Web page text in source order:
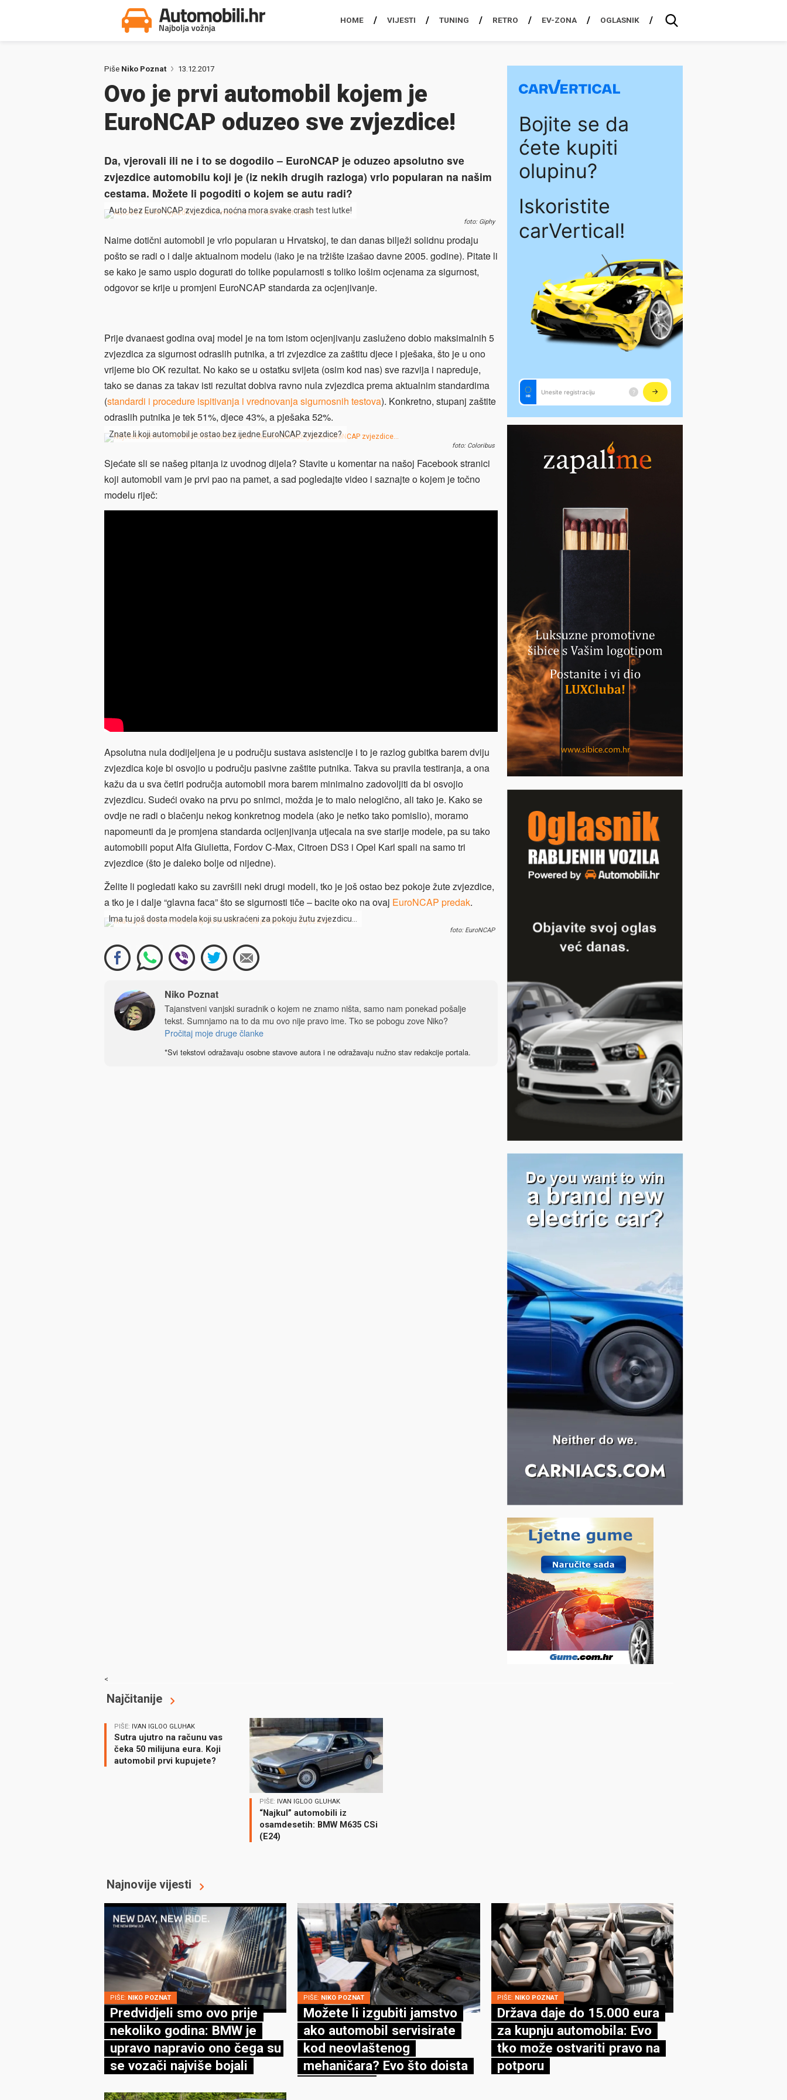
HOME VIJESTI TUNING RETRO EV-ZONA OGLASNIK
Piše Niko Poznat 13.12.2017
Ovo je prvi automobil kojem je
EuroNCAP oduzeo sve zvjezdice!
Da, vjerovali ili ne i to se dogodilo – EuroNCAP je oduzeo apsolutno sve
zvjezdice automobilu koji je (iz nekih drugih razloga) vrlo popularan na našim
cestama. Možete li pogoditi o kojem se autu radi?
Auto bez EuroNCAP zvjezdica, noćna mora svake crash test lutke!
foto: Giphy
Naime dotični automobil je vrlo popularan u Hrvatskoj, te dan danas bilježi solidnu prodaju
pošto se radi o i dalje aktualnom modelu (iako je na tržište izašao davne 2005. godine). Pitate li
se kako je samo uspio dogurati do tolike popularnosti s toliko lošim ocjenama za sigurnost,
odgovor se krije u promjeni EuroNCAP standarda za ocjenjivanje.
Prije dvanaest godina ovaj model je na tom istom ocjenjivanju zasluženo dobio maksimalnih 5
zvjezdica za sigurnost odraslih putnika, a tri zvjezdice za zaštitu djece i pješaka, što je u ono
vrijeme bio OK rezultat. No kako se u ostatku svijeta (osim kod nas) sve razvija i napreduje,
tako se danas za takav isti rezultat dobiva ravno nula zvjezdica prema aktualnim standardima
(standardi i procedure ispitivanja i vrednovanja sigurnosnih testova). Konkretno, stupanj zaštite
odraslih putnika je tek 51%, djece 43%, a pješaka 52%.
Znate li koji automobil je ostao bez ijedne EuroNCAP zvjezdice?
foto: Coloribus
Sjećate sli se našeg pitanja iz uvodnog dijela? Stavite u komentar na našoj Facebook stranici
koji automobil vam je prvi pao na pamet, a sad pogledajte video i saznajte o kojem je točno
modelu riječ:
Apsolutna nula dodijeljena je u području sustava asistencije i to je razlog gubitka barem dviju
zvjezdica koje bi osvojio u području pasivne zaštite putnika. Takva su pravila testiranja, a ona
kažu da u sva četiri područja automobil mora barem minimalno zadovoljiti da bi osvojio
zvjezdicu. Sudeći ovako na prvu po snimci, možda je to malo nelogično, ali tako je. Kako se
ovdje ne radi o blačenju nekog konkretnog modela (ako je netko tako pomislio), moramo
napomeunti da je promjena standarda ocijenjivanja utjecala na sve starije modele, pa su tako
automobili poput Alfa Giulietta, Fordov C-Max, Citroen DS3 i Opel Karl spali na samo tri
zvjezdice (što je daleko bolje od nijedne).
Želite li pogledati kako su završili neki drugi modeli, tko je još ostao bez pokoje žute zvjezdice,
a tko je i dalje “glavna faca” što se sigurnosti tiče – bacite oko na ovaj EuroNCAP predak.
Ima tu još dosta modela koji su uskraćeni za pokoju žutu zvjezdicu…
foto: EuroNCAP
Niko Poznat
Tajanstveni vanjski suradnik o kojem ne znamo ništa, samo nam ponekad pošalje
tekst. Sumnjamo na to da mu ovo nije pravo ime. Tko se pobogu zove Niko?
Pročitaj moje druge članke
*Svi tekstovi odražavaju osobne stavove autora i ne odražavaju nužno stav redakcije portala.
<
Najčitanije
PIŠE: IVAN IGLOO GLUHAK
Sutra ujutro na računu vas
čeka 50 milijuna eura. Koji
automobil prvi kupujete?
PIŠE: IVAN IGLOO GLUHAK
“Najkul” automobili iz
osamdesetih: BMW M635 CSi
(E24)
Najnovije vijesti
PIŠE: NIKO POZNAT
Predvidjeli smo ovo prije
nekoliko godina: BMW je
upravo napravio ono čega su
se vozači najviše bojali
PIŠE: NIKO POZNAT
Možete li izgubiti jamstvo
ako automobil servisirate
kod neovlaštenog
mehaničara? Evo što doista
PIŠE: NIKO POZNAT
Država daje do 15.000 eura
za kupnju automobila: Evo
tko može ostvariti pravo na
potporu